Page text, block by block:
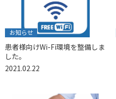
お知らせ
患者様向けWi-Fi環境を整備しま
した。
2021.02.22